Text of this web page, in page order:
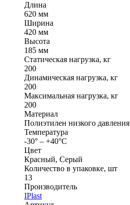
Длина
620 мм
Ширина
420 мм
Высота
185 мм
Статическая нагрузка, кг
200
Динамическая нагрузка, кг
200
Максимальная нагрузка, кг
200
Материал
Полиэтилен низкого давления
Температура
-30° – +40°С
Цвет
Красный, Серый
Количество в упаковке, шт
13
Производитель
IPlast